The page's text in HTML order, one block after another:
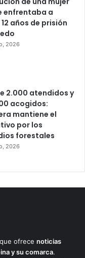
enfrentaba a
años de prisión
2026
2.000 atendidos y
acogidos:
mantiene el
por los
forestales
2026
que ofrece noticias
y su comarca.